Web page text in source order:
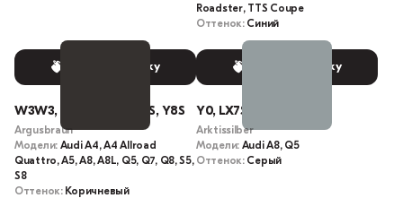
Выбрать краску
Roadster, TTS Coupe
Оттенок: Синий
Выбрать краску
W3W3, W3, LY8S, L-Y8S, Y8S
Argusbraun
Модели: Audi A4, A4 Allroad
Quattro, A5, A8, A8L, Q5, Q7, Q8, S5,
S8
Оттенок: Коричневый
Y0, LX7S, X7S
Arktissilber
Модели: Audi A8, Q5
Оттенок: Серый